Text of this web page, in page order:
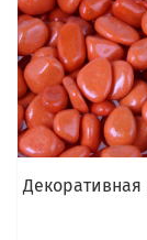
Декоративная